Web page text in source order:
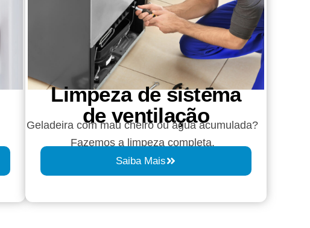
Limpeza de sistema
de ventilação
Geladeira com mau cheiro ou água acumulada?
Fazemos a limpeza completa.
Saiba Mais